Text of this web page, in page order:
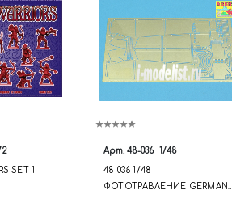
SET 1
Арт. 48-036 1/48
48 036 1/48
ФОТОТРАВЛЕНИЕ GERMAN